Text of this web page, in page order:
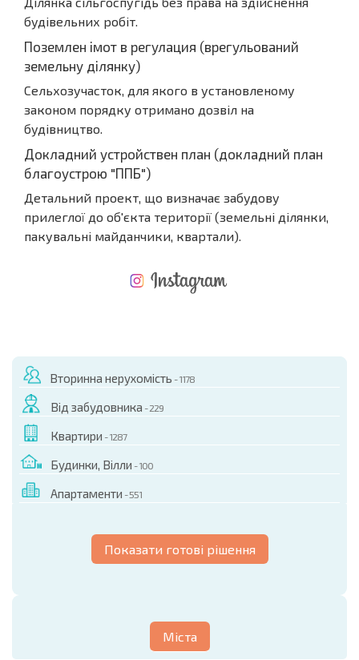
будівельних робіт.
Поземлен імот в регулация (врегульований
земельну ділянку)
Сельхозучасток, для якого в установленому
законом порядку отримано дозвіл на
будівництво.
Докладний устройствен план (докладний план
благоустрою "ППБ")
Детальний проект, що визначає забудову
прилеглої до об'єкта території (земельні ділянки,
пакувальні майданчики, квартали).
Вторинна нерухомість - 1178
Від забудовника - 229
Квартири - 1287
Будинки, Вілли - 100
Апартаменти - 551
Показати готові рішення
Міста